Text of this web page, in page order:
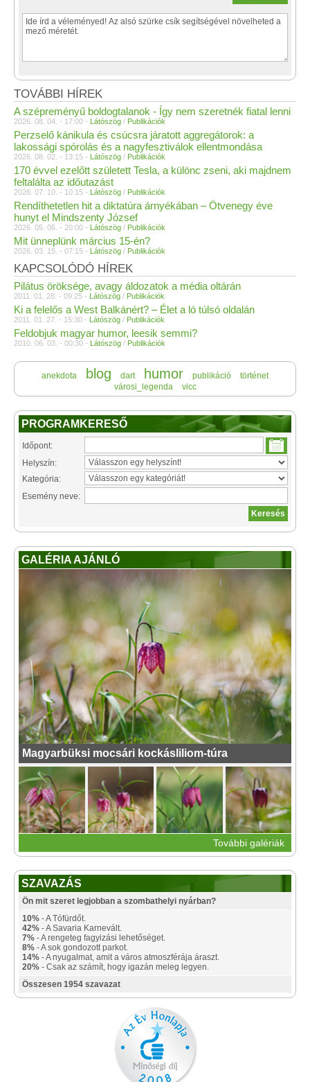
TOVÁBBI HÍREK
A szépreményű boldogtalanok - Így nem szeretnék fiatal lenni
2026. 08. 04. - 17:00 - Látószög / Publikációk
Perzselő kánikula és csúcsra járatott aggregátorok: a
lakossági spórolás és a nagyfesztiválok ellentmondása
2026. 08. 02. - 13:15 - Látószög / Publikációk
170 évvel ezelőtt született Tesla, a különc zseni, aki majdnem
feltalálta az időutazást
2026. 07. 10. - 10:15 - Látószög / Publikációk
Rendíthetetlen hit a diktatúra árnyékában – Ötvenegy éve
hunyt el Mindszenty József
2026. 05. 06. - 20:00 - Látószög / Publikációk
Mit ünneplünk március 15-én?
2026. 03. 15. - 07:15 - Látószög / Publikációk
KAPCSOLÓDÓ HÍREK
Pilátus öröksége, avagy áldozatok a média oltárán
2011. 01. 28. - 09:25 - Látószög / Publikációk
Ki a felelős a West Balkánért? – Élet a ló túlsó oldalán
2011. 01. 27. - 15:30 - Látószög / Publikációk
Feldobjuk magyar humor, leesik semmi?
2010. 06. 03. - 00:30 - Látószög / Publikációk
anekdota blog dart humor publikáció
történet
városi_legenda
vicc
PROGRAMKERESŐ
Időpont:
Helyszín:
Kategória:
Esemény neve:
GALÉRIA AJÁNLÓ
Magyarbüksi mocsári kockásliliom-túra
További galériák
SZAVAZÁS
Ön mit szeret legjobban a szombathelyi nyárban?
10% - A Tófürdőt.
42% - A Savaria Karnevált.
7% - A rengeteg fagyizási lehetőséget.
8% - A sok gondozott parkot.
14% - A nyugalmat, amit a város atmoszférája áraszt.
20% - Csak az számít, hogy igazán meleg legyen.
Összesen 1954 szavazat